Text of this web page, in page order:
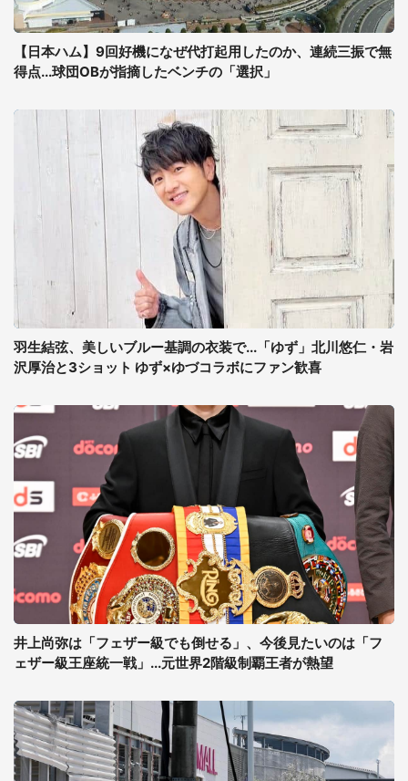
【日本ハム】9回好機になぜ代打起用したのか、連続三振で無
得点...球団OBが指摘したベンチの「選択」
羽生結弦、美しいブルー基調の衣装で...「ゆず」北川悠仁・岩
沢厚治と3ショット ゆず×ゆづコラボにファン歓喜
井上尚弥は「フェザー級でも倒せる」、今後見たいのは「フ
ェザー級王座統一戦」...元世界2階級制覇王者が熱望